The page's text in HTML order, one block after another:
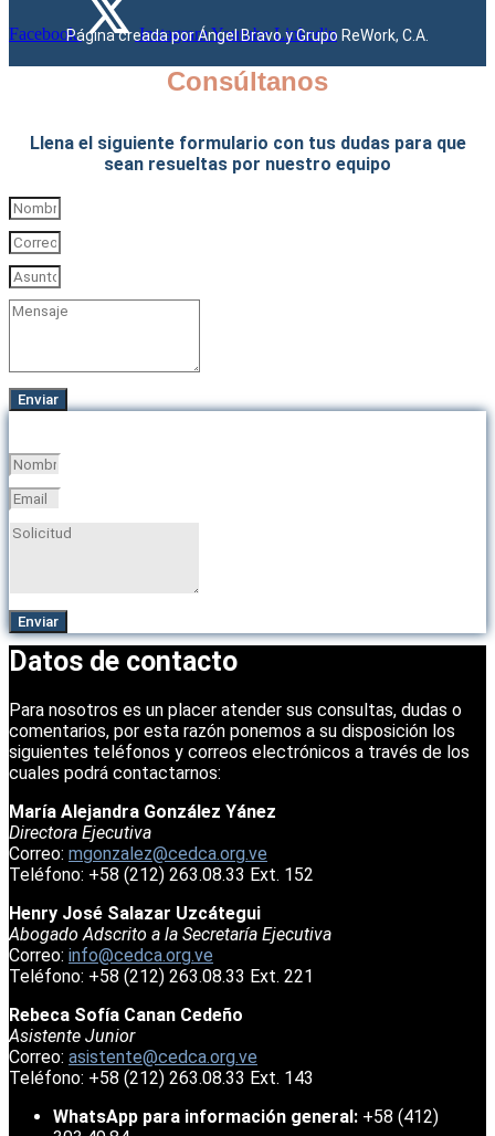
Facebook InstagramYoutube Linkedin
Página creada por Ángel Bravo y Grupo ReWork, C.A.
Consúltanos
Llena el siguiente formulario con tus dudas para que
sean resueltas por nuestro equipo
Enviar
Enviar
Datos de contacto
Para nosotros es un placer atender sus consultas, dudas o
comentarios, por esta razón ponemos a su disposición los
siguientes teléfonos y correos electrónicos a través de los
cuales podrá contactarnos:
María Alejandra González Yánez
Directora Ejecutiva
Correo: mgonzalez@cedca.org.ve
Teléfono: +58 (212) 263.08.33 Ext. 152
Henry José Salazar Uzcátegui
Abogado Adscrito a la Secretaría Ejecutiva
Correo: info@cedca.org.ve
Teléfono: +58 (212) 263.08.33 Ext. 221
Rebeca Sofía Canan Cedeño
Asistente Junior
Correo: asistente@cedca.org.ve
Teléfono: +58 (212) 263.08.33 Ext. 143
WhatsApp para información general: +58 (412)